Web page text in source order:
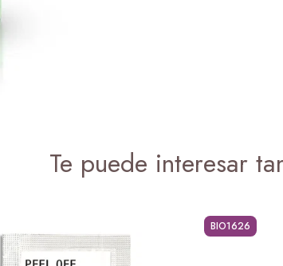
Te puede interesar
BIO1626